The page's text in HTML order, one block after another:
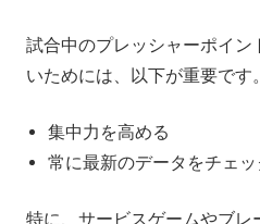
試合中のプレッシャーポイ
いためには、以下が重要です。
集中力を高める
常に最新のデータをチェッ
特に、サービスゲームやブレ